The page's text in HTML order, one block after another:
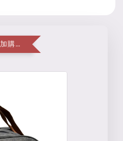
單筆消費滿 $500 享超值加購便當袋